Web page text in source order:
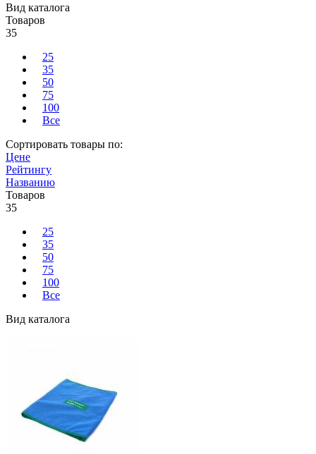
Вид каталога
Товаров
35
25
35
50
75
100
Все
Сортировать товары по:
Цене
Рейтингу
Названию
Товаров
35
25
35
50
75
100
Все
Вид каталога